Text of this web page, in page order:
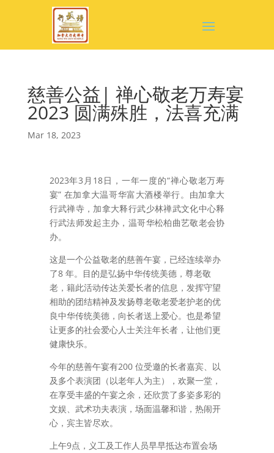
慈善公益| 禅心敬老万寿宴
2023 圆满殊胜，法喜充满
Mar 18, 2023
2023年3月18日，一年一度的“禅心敬老万寿
宴” 在加拿大温哥华富大酒楼举行。由加拿大
行武禅寺，加拿大释行武少林禅武文化中心释
行武法师发起主办，温哥华松柏曲艺敬老会协
办。
这是一个公益敬老的慈善午宴，已经连续举办
了8 年。目的是弘扬中华传统美德，尊老敬
老，籍此活动传达关爱长者的信息，发挥守望
相助的团结精神及发扬尊老敬老爱老护老的优
良中华传统美德，向长者送上爱心。也是希望
让更多的社会爱心人士关注年长者，让他们更
健康快乐。
今年的慈善午宴有200 位受邀的长者嘉宾、以
及多个表演团（以老年人为主），欢聚一堂，
在享受丰盛的午宴之余，还欣赏了多姿多彩的
文娱、武术功夫表演，场面温馨和谐，热闹开
心，宾主皆尽欢。
上午9点，义工及工作人员早早抵达布置会场